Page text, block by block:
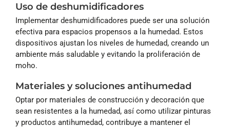
Uso de deshumidificadores
Implementar deshumidificadores puede ser una solución
efectiva para espacios propensos a la humedad. Estos
dispositivos ajustan los niveles de humedad, creando un
ambiente más saludable y evitando la proliferación de
moho.
Materiales y soluciones antihumedad
Optar por materiales de construcción y decoración que
sean resistentes a la humedad, así como utilizar pinturas
y productos antihumedad, contribuye a mantener el